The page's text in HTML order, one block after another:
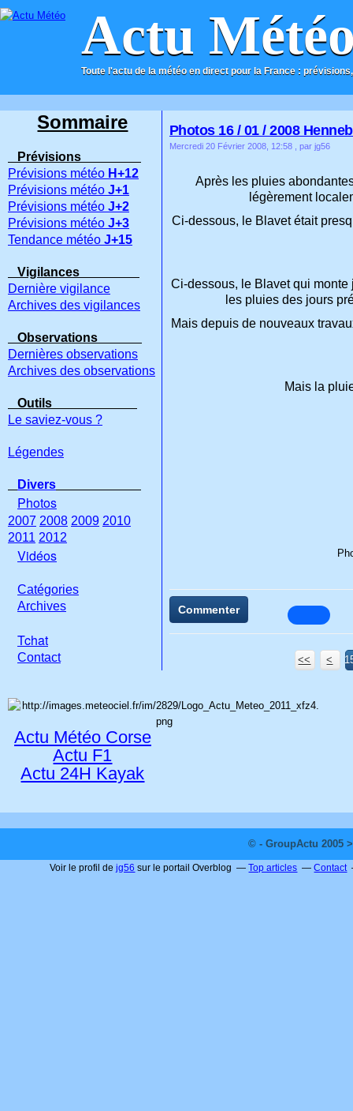
Actu
Toute l'actu de la météo en direct pour la France :
ACCUEIL CONTACT
Photos 16 / 01 / 2008
Mercredi 20 Février 2008, 12:58 , par jg56
Après les pluies
légèrement
Ci-dessous, le Blavet était
Ci-dessous, le Blavet qui
les pluies des jours
Mais depuis de nouveaux
Mais la
Commenter
<< <
Sommaire
Prévisions
Prévisions météo H+12
Prévisions météo J+1
Prévisions météo J+2
Prévisions météo J+3
Tendance météo J+15
Vigilances
Dernière vigilance
Archives des vigilances
Observations
Dernières observations
Archives des observations
Outils
Le saviez-vous ?
Légendes
Divers
Photos
2007 2008 2009 2010
2011 2012
Vidéos
Catégories
Archives
Tchat
Contact
Actu Météo Corse
Actu F1
Actu 24H Kayak
© - GroupActu 2005
Voir le profil dejg56 sur le portail Overblog Top articles Contact